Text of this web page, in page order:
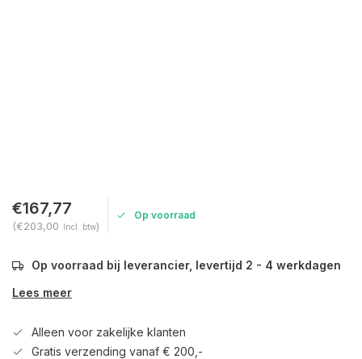
€167,77
(€203,00 Incl. btw)
Op voorraad
Op voorraad bij leverancier, levertijd 2 - 4 werkdagen
Lees meer
Alleen voor zakelijke klanten
Gratis verzending vanaf € 200,-